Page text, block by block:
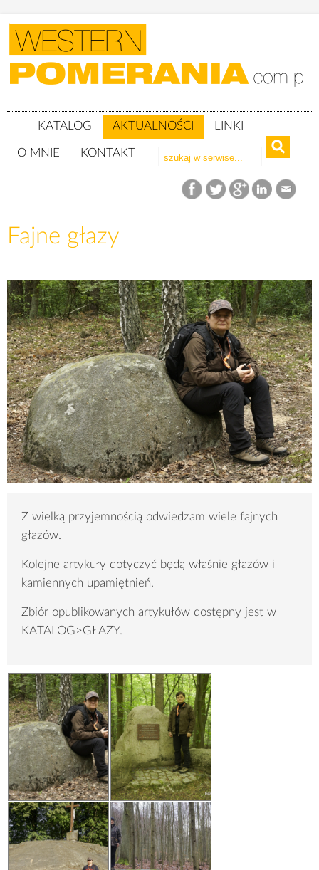
KATALOG AKTUALNOŚCI LINKI
O MNIE KONTAKT
Aktualności Fajne głazy
Fajne głazy
Z wielką przyjemnością odwiedzam wiele fajnych
głazów.
Kolejne artykuły dotyczyć będą właśnie głazów i
kamiennych upamiętnień.
Zbiór opublikowanych artykułów dostępny jest w
KATALOG>GŁAZY.